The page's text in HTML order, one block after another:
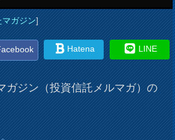
マガジン]
Hatena LINE
ジン（投資信託メルマガ）の